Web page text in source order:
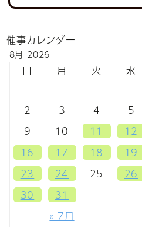
催事カレンダー
8月 2026
日 月 火 水
2
3 4 5
9
10 11 12
16
17 18 19
23
24 25 26
30
31
« 7月